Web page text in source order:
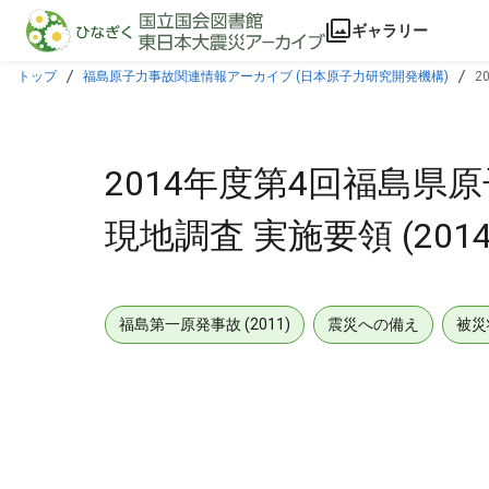
本文に飛ぶ
ギャラリー
トップ 福島原子力事故関連情報アーカイブ (日本原子力研究開発機構)
2014年度第4回福島県
現地調査 実施要領
福島第一原発事故 (2011) 震災への備え 被災